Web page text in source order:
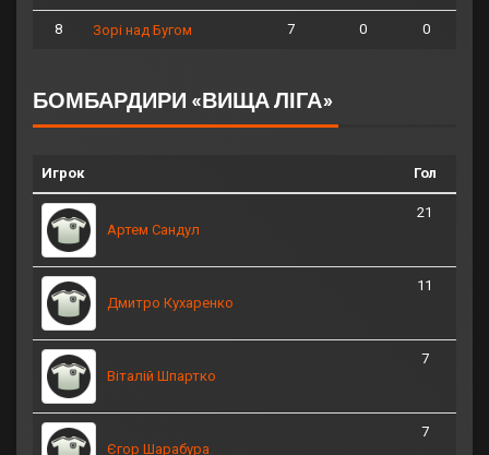
8 Зорі над Бугом 7 0 0
БОМБАРДИРИ «ВИЩА ЛІГА»
Игрок Гол
Артем Сандул
21
Дмитро Кухаренко
11
Віталій Шпартко
7
Єгор Шарабура
7